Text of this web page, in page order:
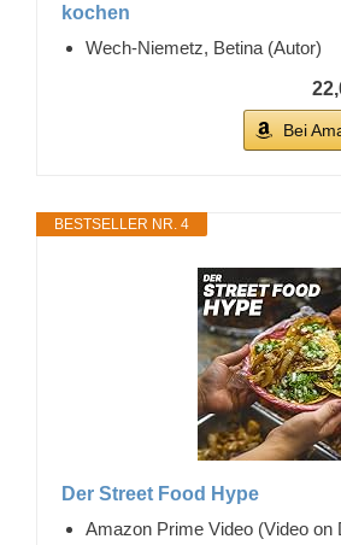
kochen
Wech-Niemetz, Betina (Autor)
Bei
BESTSELLER NR. 4
Der Street Food Hype
Amazon Prime Video (Video on